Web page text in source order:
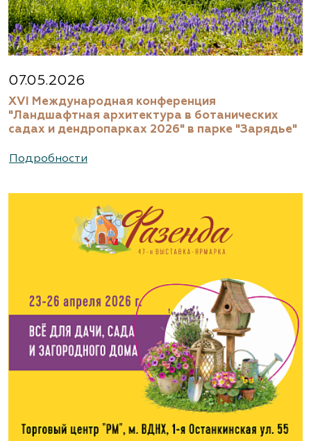
07.05.2026
XVI Международная конференция
"Ландшафтная архитектура в ботанических
садах и дендропарках 2026" в парке "Зарядье"
Подробности